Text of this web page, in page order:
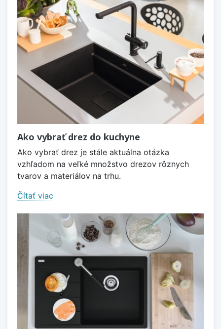
Ako vybrať drez do kuchyne
Ako vybrať drez je stále aktuálna otázka
vzhľadom na veľké množstvo drezov rôznych
tvarov a materiálov na trhu.
Čítať viac